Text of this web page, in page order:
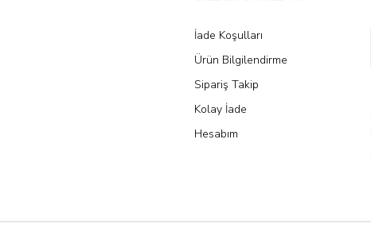
İade Koşulları
Ürün Bilgilendirme
Sipariş Takip
Kolay İade
Hesabım